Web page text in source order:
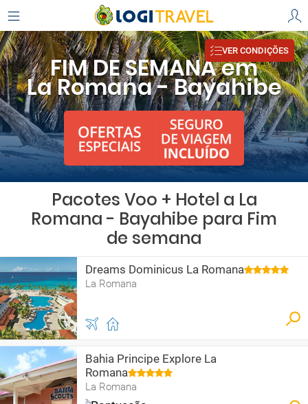
FIM DE SEMANA em
La Romana - Bayahibe
VER CONDIÇÕES
Pacotes Voo + Hotel a La
Romana - Bayahibe para Fim
de semana
Dreams Dominicus La Romana
La Romana
Bahia Principe Explore La
Romana
La Romana